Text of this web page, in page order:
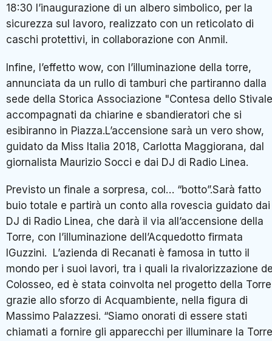
18:30 l’inaugurazione di un albero simbolico, per la
sicurezza sul lavoro, realizzato con un reticolato di
caschi protettivi, in collaborazione con Anmil.
Infine, l’effetto wow, con l’illuminazione della torre,
annunciata da un rullo di tamburi che partiranno dalla
sede della Storica Associazione "Contesa dello
accompagnati da chiarine e sbandieratori che si
esibiranno in Piazza.L’accensione sarà un vero show,
guidato da Miss Italia 2018, Carlotta Maggiorana, dal
giornalista Maurizio Socci e dai DJ di Radio Linea.
Previsto un finale a sorpresa, col… “botto”.Sarà fatto
buio totale e partirà un conto alla rovescia guidato dai
DJ di Radio Linea, che darà il via all’accensione della
Torre, con l’illuminazione dell’Acquedotto firmata
IGuzzini. L’azienda di Recanati è famosa in tutto il
mondo per i suoi lavori, tra i quali la rivalorizzazione
Colosseo, ed è stata coinvolta nel progetto della Torre
grazie allo sforzo di Acquambiente, nella figura di
Massimo Palazzesi. “Siamo onorati di essere stati
chiamati a fornire gli apparecchi per illuminare la Torre